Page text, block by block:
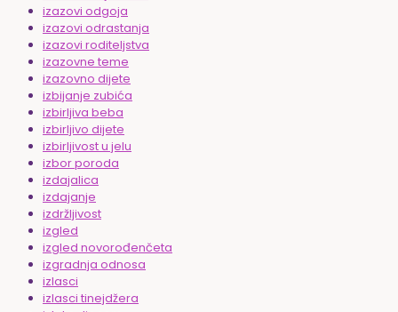
izazovi odgoja
izazovi odrastanja
izazovi roditeljstva
izazovne teme
izazovno dijete
izbijanje zubića
izbirljiva beba
izbirljivo dijete
izbirljivost u jelu
izbor poroda
izdajalica
izdajanje
izdržljivost
izgled
izgled novorođenčeta
izgradnja odnosa
izlasci
izlasci tinejdžera